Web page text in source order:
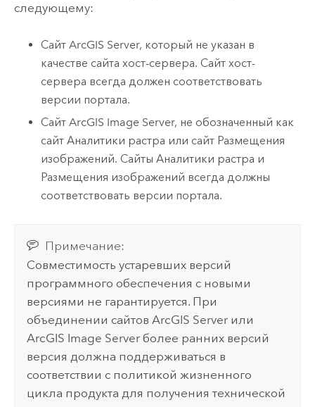
следующему:
СайтArcGIS Server, который не указан в
качестве сайта хост-сервера. Сайт хост-
сервера всегда должен соответствовать
версии портала.
СайтArcGIS Image Server, не обозначенный как
сайт Аналитики растра или сайт Размещения
изображений. Сайты Аналитики растра и
Размещения изображений всегда должны
соответствовать версии портала.
Примечание:
Совместимость устаревших версий
программного обеспечения с новыми
версиями не гарантируется. При
объединении сайтовArcGIS Server или
ArcGIS Image Server более ранних версий
версия должна поддерживаться в
соответствии с политикой жизненного
цикла продукта для получения технической